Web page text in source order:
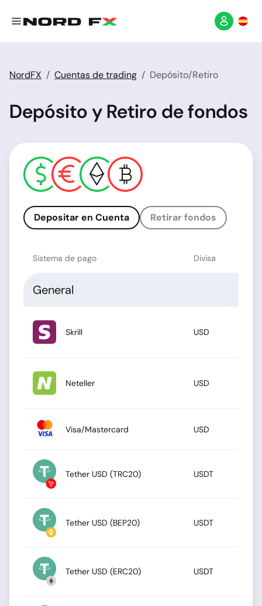
NordFX Cuentas de trading Depósito/Retiro
Depósito y Retiro de fondos
Depositar en Cuenta Retirar fondos
Sistema de pago Divisa
General
Skrill USD
Neteller USD
Visa/Mastercard USD
Tether USD (TRC20) USDT
Tether USD (BEP20) USDT
Tether USD (ERC20) USDT